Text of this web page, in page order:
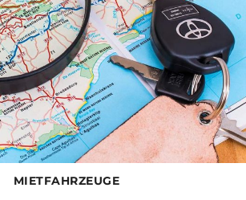
MIETFAHRZEUGE